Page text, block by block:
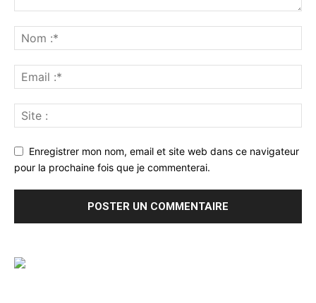
Enregistrer mon nom, email et site web dans ce navigateur
pour la prochaine fois que je commenterai.